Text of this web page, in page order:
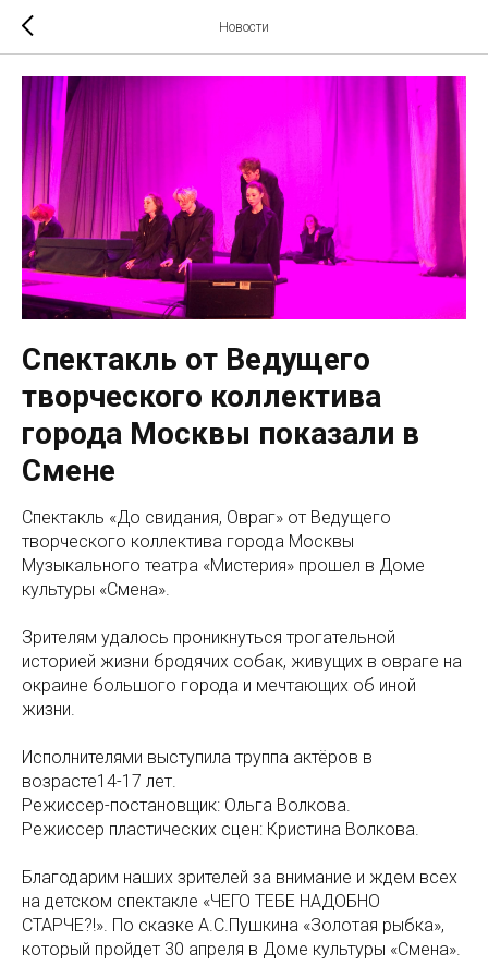
Новости
Спектакль от Ведущего
творческого коллектива
города Москвы показали в
Смене
Спектакль «До свидания, Овраг» от Ведущего
творческого коллектива города Москвы
Музыкального театра «Мистерия» прошел в Доме
культуры «Смена».
Зрителям удалось проникнуться трогательной
историей жизни бродячих собак, живущих в овраге на
окраине большого города и мечтающих об иной
жизни.
Исполнителями выступила труппа актёров в
возрасте14-17 лет.
Режиссер-постановщик: Ольга Волкова.
Режиссер пластических сцен: Кристина Волкова.
Благодарим наших зрителей за внимание и ждем всех
на детском спектакле «ЧЕГО ТЕБЕ НАДОБНО
СТАРЧЕ?!». По сказке А.С.Пушкина «Золотая рыбка»,
который пройдет 30 апреля в Доме культуры «Смена».